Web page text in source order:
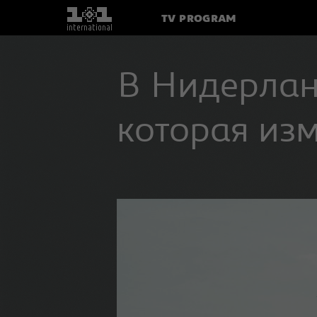
TV PROGRAM
В
которая